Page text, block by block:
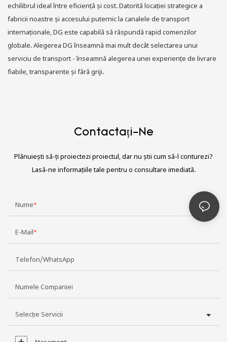
echilibrul ideal între eficiență și cost. Datorită locației strategice a
fabricii noastre și accesului puternic la canalele de transport
internaționale, DG este capabilă să răspundă rapid comenzilor
globale. Alegerea DG înseamnă mai mult decât selectarea unui
serviciu de transport - înseamnă alegerea unei experiențe de livrare
fiabile, transparente și fără griji.
Contactați-Ne
Plănuiești să-ți proiectezi proiectul, dar nu știi cum să-l conturezi?
Lasă-ne informațiile tale pentru o consultare imediată.
Nume
E-Mail
Telefon/WhatsApp
Numele Companiei
Selecție Servicii